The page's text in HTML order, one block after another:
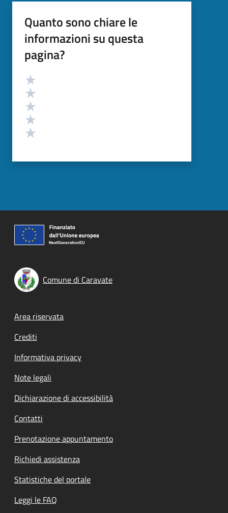
Quanto sono chiare le
informazioni su questa
pagina?
Valutazione
Comune di Caravate
Footer menu
Area riservata
Crediti
Informativa privacy
Note legali
Dichiarazione di accessibilità
Contatti
Prenotazione appuntamento
Richiedi assistenza
Statistiche del portale
Leggi le FAQ